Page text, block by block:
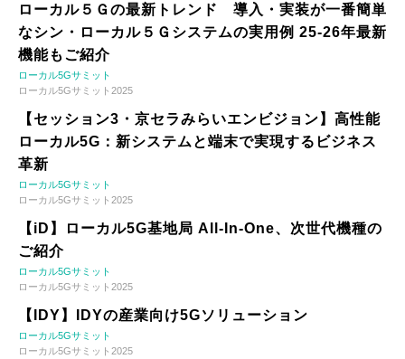
ローカル５Ｇの最新トレンド 導入・実装が一番簡単
なシン・ローカル５Ｇシステムの実用例 25-26年最新
機能もご紹介
ローカル5Gサミット
ローカル5Gサミット2025
【セッション3・京セラみらいエンビジョン】高性能
ローカル5G：新システムと端末で実現するビジネス
革新
ローカル5Gサミット
ローカル5Gサミット2025
【iD】ローカル5G基地局 All-In-One、次世代機種の
ご紹介
ローカル5Gサミット
ローカル5Gサミット2025
【IDY】IDYの産業向け5Gソリューション
ローカル5Gサミット
ローカル5Gサミット2025